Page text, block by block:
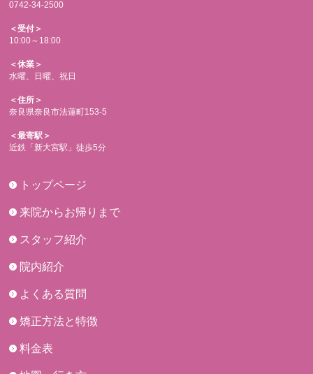
0742-34-2500
＜受付＞
10:00～18:00
＜休業＞
水曜、日曜、祝日
＜住所＞
奈良県奈良市法蓮町153-5
＜最寄駅＞
近鉄「新大宮駅」徒歩5分
トップページ
来院からお帰りまで
スタッフ紹介
院内紹介
よくある質問
矯正方法と特徴
料金表